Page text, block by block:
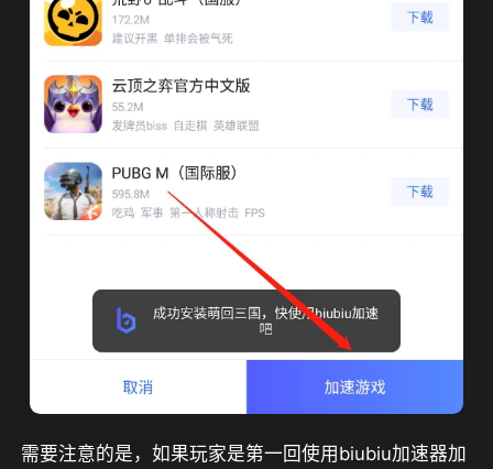
需要注意的是，如果玩家是第一回使用biubiu加速器加